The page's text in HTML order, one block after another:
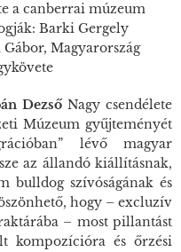
a canberrai múzeum
Barki Gergely
Gábor, Magyarország
DezsőNagy csendélete
Múzeum gyűjteményét
lévő magyar
az állandó kiállításnak,
bulldog szívóságának és
hogy – excluzív
– most pillantást
kompozícióra és őrzési